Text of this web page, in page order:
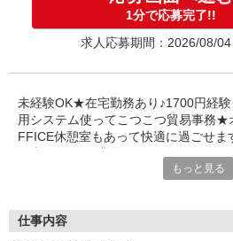
1分で応募完了!!
求人応募期間：2026/08/
未経験OK★在宅勤務あり♪1700円経
用システム使ってこつこつ貿易事務★
FFICE休憩室もあって快適に過ごせ
「応募するか悩む…」
もっと見る
仕事内容